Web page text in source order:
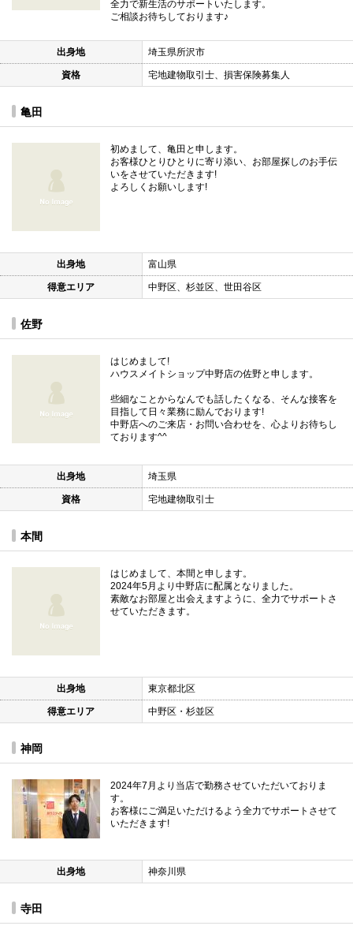
全力で新生活のサポートいたします。
ご相談お待ちしております♪
出身地 埼玉県所沢市
資格 宅地建物取引士、損害保険募集人
亀田
初めまして、亀田と申します。
お客様ひとりひとりに寄り添い、お部屋探しのお手伝
いをさせていただきます!
よろしくお願いします!
出身地 富山県
得意エリア 中野区、杉並区、世田谷区
佐野
はじめまして!
ハウスメイトショップ中野店の佐野と申します。
些細なことからなんでも話したくなる、そんな接客を
目指して日々業務に励んでおります!
中野店へのご来店・お問い合わせを、心よりお待ちし
ております^^
出身地 埼玉県
資格 宅地建物取引士
本間
はじめまして、本間と申します。
2024年5月より中野店に配属となりました。
素敵なお部屋と出会えますように、全力でサポートさ
せていただきます。
出身地 東京都北区
得意エリア 中野区・杉並区
神岡
2024年7月より当店で勤務させていただいておりま
す。
お客様にご満足いただけるよう全力でサポートさせて
いただきます!
出身地 神奈川県
寺田